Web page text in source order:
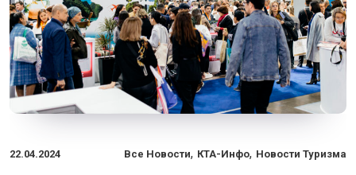
22.04.2024 Все Новости, КТА-Инфо, Новости Туризма